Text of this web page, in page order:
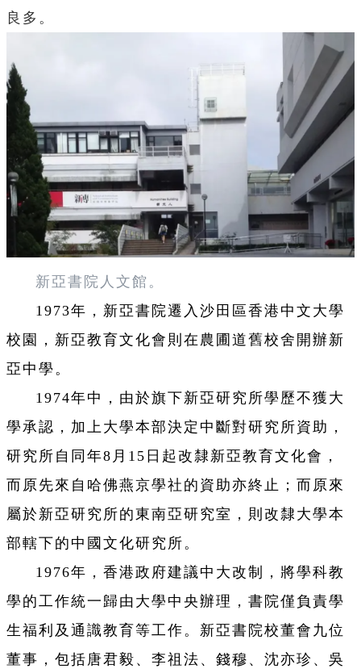
良多。
新亞書院人文館。
1973年，新亞書院遷入沙田區香港中文大學
校園，新亞教育文化會則在農圃道舊校舍開辦新
亞中學。
1974年中，由於旗下新亞研究所學歷不獲大
學承認，加上大學本部決定中斷對研究所資助，
研究所自同年8月15日起改隸新亞教育文化會，
而原先來自哈佛燕京學社的資助亦終止；而原來
屬於新亞研究所的東南亞研究室，則改隸大學本
部轄下的中國文化研究所。
1976年，香港政府建議中大改制，將學科教
學的工作統一歸由大學中央辦理，書院僅負責學
生福利及通識教育等工作。新亞書院校董會九位
董事，包括唐君毅、李祖法、錢穆、沈亦珍、吳